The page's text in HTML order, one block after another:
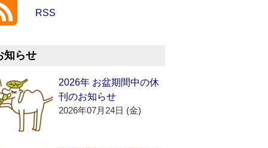
RSS
知らせ
2026年 お盆期間中の休
刊のお知らせ
2026年07月24日 (金)